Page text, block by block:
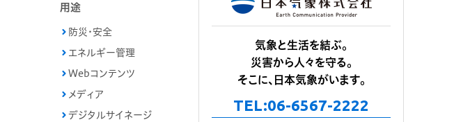
用途
防災・安全
エネルギー管理
Webコンテンツ
メディア
デジタルサイネージ
気象と生活を結ぶ。
災害から人々を守る。
そこに、日本気象がいます。
TEL:06-6567-2222